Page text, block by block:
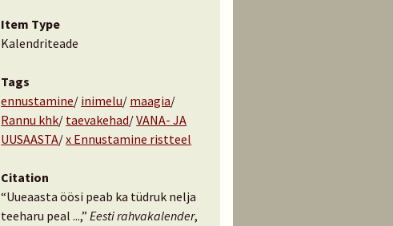
Item Type
Kalendriteade
Tags
ennustamine/ inimelu/ maagia/
Rannu khk/ taevakehad/VANA- JA
UUSAASTA/x Ennustamine ristteel
Citation
“Uueaasta öösi peab ka tüdruk nelja
teeharu peal ...,”Eesti rahvakalender,